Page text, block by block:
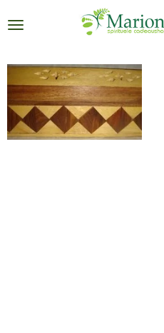
direct
de
hoofdinhoud